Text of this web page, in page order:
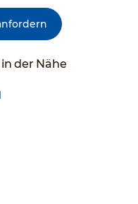
der Nähe